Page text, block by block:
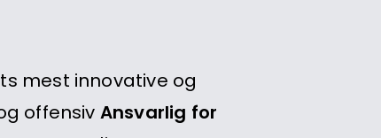
mest innovative og
offensiv Ansvarlig for